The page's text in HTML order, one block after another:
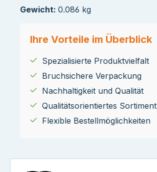
Gewicht: 0.086 kg
Ihre Vorteile im Überblick
Spezialisierte Produktvielfalt
Bruchsichere Verpackung
Nachhaltigkeit und Qualität
Qualitätsorientiertes Sortiment
Flexible Bestellmöglichkeiten